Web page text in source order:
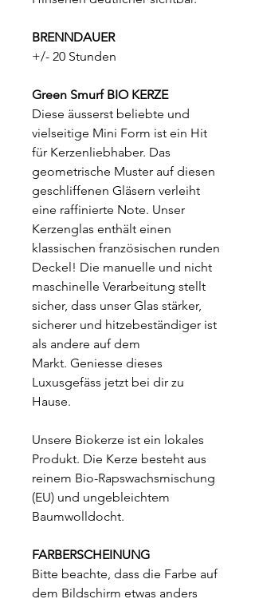
BRENNDAUER
+/- 20 Stunden
Green Smurf BIO KERZE
Diese äusserst beliebte und
vielseitige Mini Form ist ein Hit
für Kerzenliebhaber. Das
geometrische Muster auf diesen
geschliffenen Gläsern verleiht
eine raffinierte Note. Unser
Kerzenglas enthält einen
klassischen französischen runden
Deckel! Die manuelle und nicht
maschinelle Verarbeitung stellt
sicher, dass unser Glas stärker,
sicherer und hitzebeständiger ist
als andere auf dem
Markt. Geniesse dieses
Luxusgefäss jetzt bei dir zu
Hause.
Unsere Biokerze ist ein lokales
Produkt. Die Kerze besteht aus
reinem Bio-Rapswachsmischung
(EU) und ungebleichtem
Baumwolldocht.
FARBERSCHEINUNG
Bitte beachte, dass die Farbe auf
dem Bildschirm etwas anders